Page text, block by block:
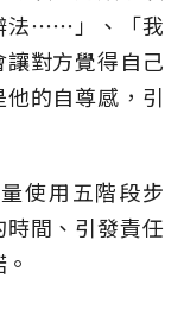
法⋯⋯」、「我
對方覺得自己
的自尊感，引
使用五階段步
間、引發責任